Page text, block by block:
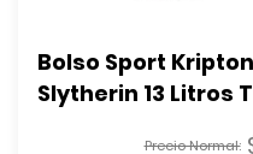
Bolso Sport
Slytherin 13 Litros